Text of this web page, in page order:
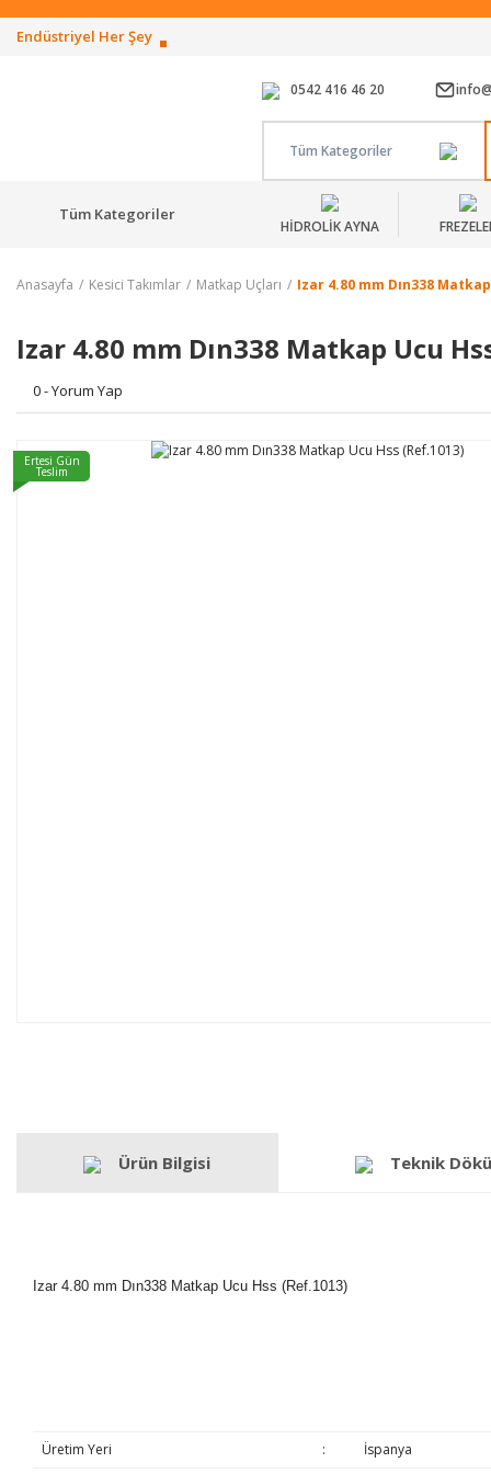
Endüstriyel Her Şey
0542 416 46 20
Tüm Kategoriler
Tüm Kategoriler
HİDROLİK AYNA
Anasayfa Kesici Takımlar Matkap Uçları Izar 4.80 mm Dın338
Izar 4.80 mm Dın338 Matkap Ucu
0 - Yorum Yap
Ertesi Gün
Teslim
Ürün Bilgisi Teknik
Izar 4.80 mm Dın338 Matkap Ucu Hss (Ref.1013)
Üretim Yeri :
İspanya